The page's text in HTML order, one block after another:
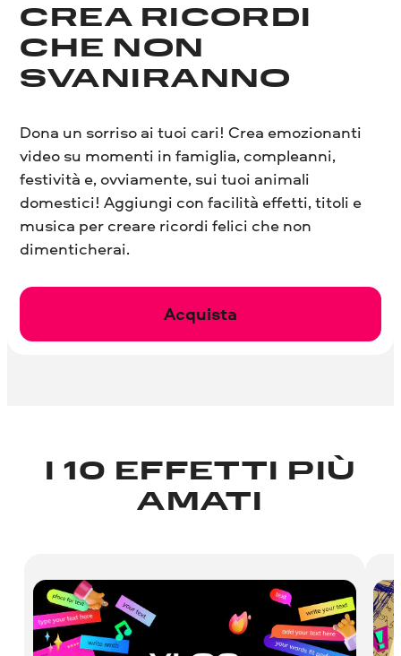
CREA RICORDI
CHE NON
SVANIRANNO
Dona un sorriso ai tuoi cari! Crea emozionanti
video su momenti in famiglia, compleanni,
festività e, ovviamente, sui tuoi animali
domestici! Aggiungi con facilità effetti, titoli e
musica per creare ricordi felici che non
dimenticherai.
Acquista
I 10 EFFETTI PIÙ
AMATI